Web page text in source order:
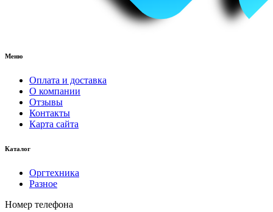
Меню
Оплата и доставка
О компании
Отзывы
Контакты
Карта сайта
Каталог
Оргтехника
Разное
Номер телефона